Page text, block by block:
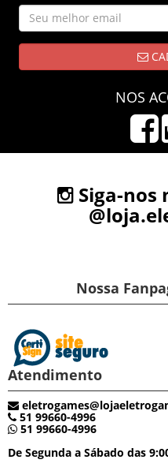
NOS
Siga-nos
Nossa
Atendimento
51 99660-4996
51 99660-4996
De Segunda a Sábado das